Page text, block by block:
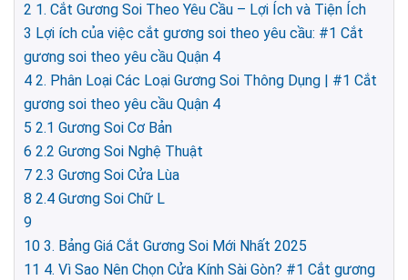
2 1. Cắt Gương Soi Theo Yêu Cầu – Lợi Ích và Tiện Ích
3 Lợi ích của việc cắt gương soi theo yêu cầu: #1 Cắt
gương soi theo yêu cầu Quận 4
4 2. Phân Loại Các Loại Gương Soi Thông Dụng | #1 Cắt
gương soi theo yêu cầu Quận 4
5 2.1 Gương Soi Cơ Bản
6 2.2 Gương Soi Nghệ Thuật
7 2.3 Gương Soi Cửa Lùa
8 2.4 Gương Soi Chữ L
9
10 3. Bảng Giá Cắt Gương Soi Mới Nhất 2025
11 4. Vì Sao Nên Chọn Cửa Kính Sài Gòn? #1 Cắt gương